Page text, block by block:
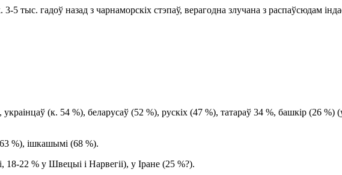
5 тыс. гадоў назад з чарнаморскіх стэпаў, верагодна злучана з распаўсюдам
(к. 54 %), беларусаў (52 %), рускіх (47 %), татараў 34 %, башкір (26 %)
%), ішкашымі (68 %).
22 % у Швецыі і Нарвегіі), у Іране (25 %?).